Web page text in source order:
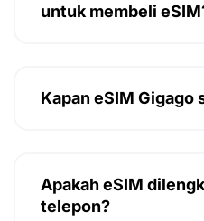
untuk membeli
Kapan eSIM Gigago
Apakah eSIM
telepon?